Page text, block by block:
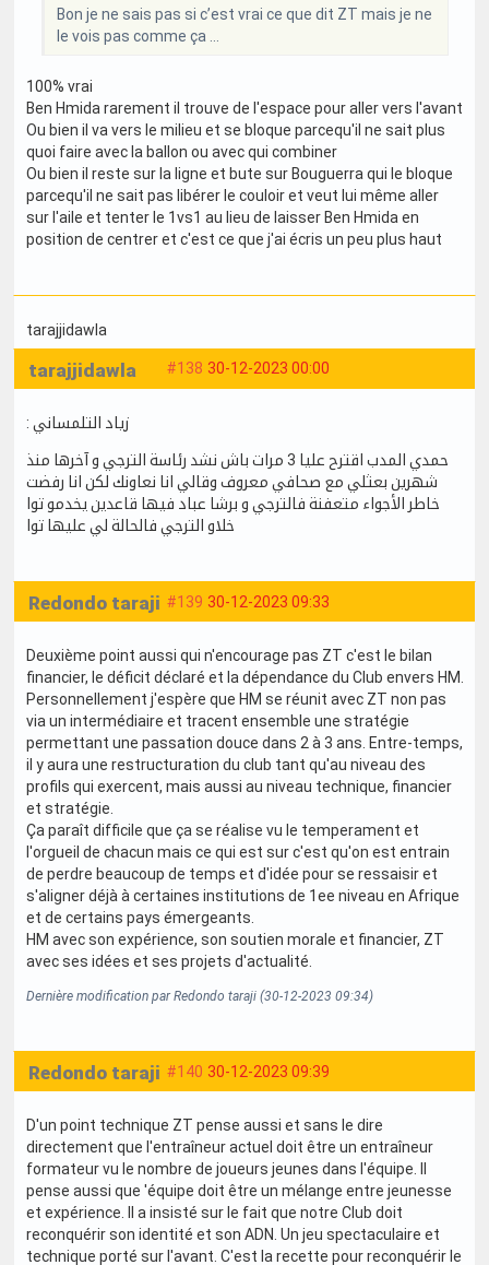
Bon je ne sais pas si c’est vrai ce que dit ZT mais je ne
le vois pas comme ça …
100% vrai
Ben Hmida rarement il trouve de l'espace pour aller vers l'avant
Ou bien il va vers le milieu et se bloque parcequ'il ne sait plus
quoi faire avec la ballon ou avec qui combiner
Ou bien il reste sur la ligne et bute sur Bouguerra qui le bloque
parcequ'il ne sait pas libérer le couloir et veut lui même aller
sur l'aile et tenter le 1vs1 au lieu de laisser Ben Hmida en
position de centrer et c'est ce que j'ai écris un peu plus haut
tarajjidawla
#138 30-12-2023 00:00
tarajjidawla
: زياد التلمساني
حمدي المدب اقترح عليا 3 مرات باش نشد رئاسة الترجي و آخرها منذ
شهرين بعثلي مع صحافي معروف وقالي انا نعاونك لكن انا رفضت
خاطر الأجواء متعفنة فالترجي و برشا عباد فيها قاعدين يخدمو توا
خلاو الترجي فالحالة لي عليها توا
#139 30-12-2023 09:33
Redondo taraji
Deuxième point aussi qui n'encourage pas ZT c'est le bilan
financier, le déficit déclaré et la dépendance du Club envers HM.
Personnellement j'espère que HM se réunit avec ZT non pas
via un intermédiaire et tracent ensemble une stratégie
permettant une passation douce dans 2 à 3 ans. Entre-temps,
il y aura une restructuration du club tant qu'au niveau des
profils qui exercent, mais aussi au niveau technique, financier
et stratégie.
Ça paraît difficile que ça se réalise vu le temperament et
l'orgueil de chacun mais ce qui est sur c'est qu'on est entrain
de perdre beaucoup de temps et d'idée pour se ressaisir et
s'aligner déjà à certaines institutions de 1ee niveau en Afrique
et de certains pays émergeants.
HM avec son expérience, son soutien morale et financier, ZT
avec ses idées et ses projets d'actualité.
Dernière modification par Redondo taraji (30-12-2023 09:34)
#140 30-12-2023 09:39
Redondo taraji
D'un point technique ZT pense aussi et sans le dire
directement que l'entraîneur actuel doit être un entraîneur
formateur vu le nombre de joueurs jeunes dans l'équipe. Il
pense aussi que 'équipe doit être un mélange entre jeunesse
et expérience. Il a insisté sur le fait que notre Club doit
reconquérir son identité et son ADN. Un jeu spectaculaire et
technique porté sur l'avant. C'est la recette pour reconquérir le